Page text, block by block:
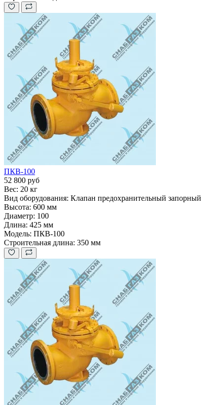
ПКВ-100
52 800 руб
Вес: 20 кг
Вид оборудования: Клапан предохранительный запорный
Высота: 600 мм
Диаметр: 100
Длина: 425 мм
Модель: ПКВ-100
Строительная длина: 350 мм